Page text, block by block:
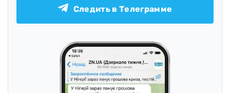
Следить в Телеграмме